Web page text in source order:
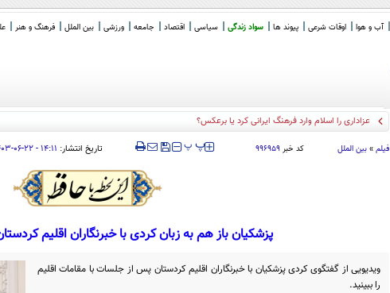
آب و هوا اوقات شرعی پیوند ها سواد زندگی سیاسی اقتصاد جامعه ورزشی بین الملل فرهنگ و هنر
آیت الله احمد_
فیلم » بین الملل کد خبر ۹۹۶۹۵۹ ‍‍‍ پپ تاریخ انتشار: ۱۴:۱۱ - ۲۲-۰۶-۱۴۰۳
پزشکیان باز هم به زبان کردی با خبرنگاران اقلیم
ویدیویی از گفتگوی کردی پزشکیان با خبرنگاران اقلیم کردستان پس از جلسات با مقامات اقلیم
را ببینید.